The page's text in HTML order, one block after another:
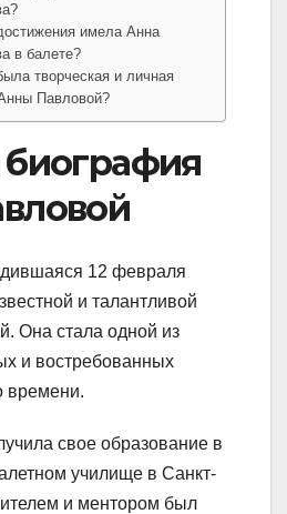
имела Анна
в балете?
творческая и личная
Павловой?
биография
12 февраля
и талантливой
Она стала одной из
и востребованных
времени.
свое образование в
училище в Санкт-
и ментором был